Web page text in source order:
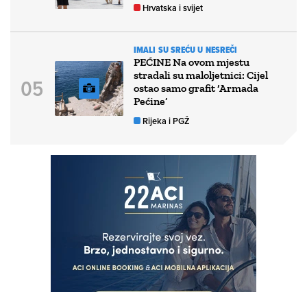
Hrvatska i svijet
IMALI SU SREĆU U NESREČI
PEĆINE Na ovom mjestu
stradali su maloljetnici: Cijel
ostao samo grafit ‘Armada
Pećine’
Rijeka i PGŽ